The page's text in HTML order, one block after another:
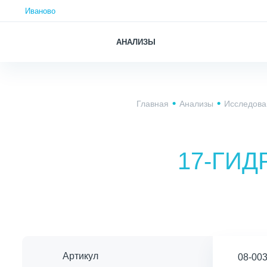
Иваново
АНАЛИЗЫ
Главная Анализы
17-
Артикул 08-003